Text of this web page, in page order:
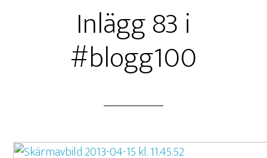
Inlägg 83 i
#blogg100